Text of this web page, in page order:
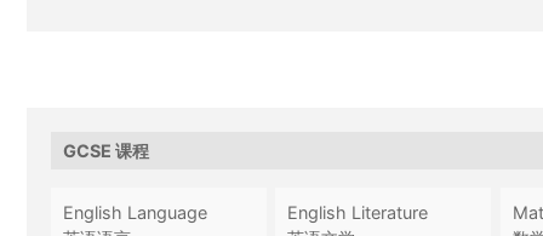
GCSE 课程
English Language
English Literature